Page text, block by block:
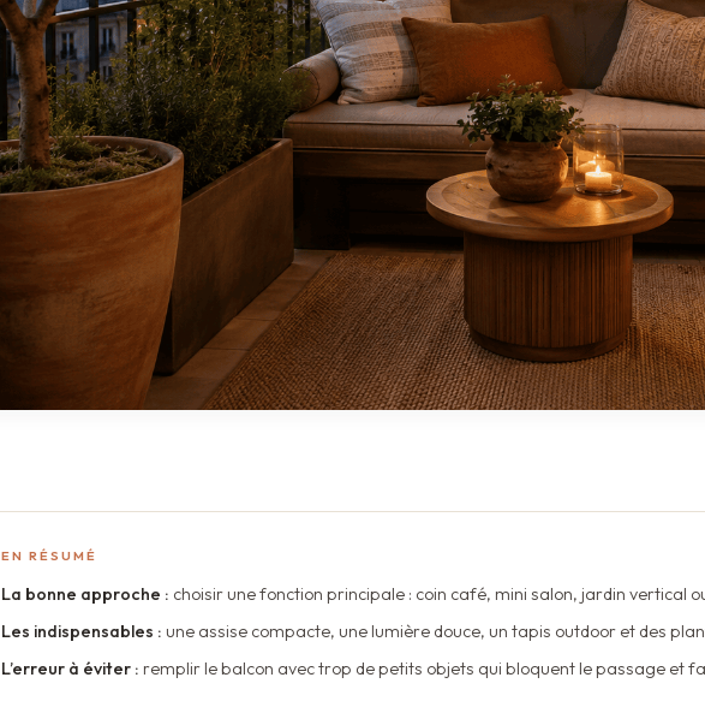
EN RÉSUMÉ
La bonne approche : choisir une fonction principale : coin café, mini salon, jardin vertical
Les indispensables : une assise compacte, une lumière douce, un tapis outdoor et des
L’erreur à éviter : remplir le balcon avec trop de petits objets qui bloquent le passage et